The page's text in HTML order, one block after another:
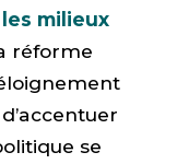
milieux
réforme
se